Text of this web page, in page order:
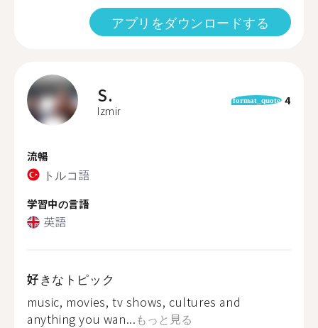
アプリをダウンロードする
S.
Izmir
format_quote 4
流暢
トルコ語
学習中の言語
英語
好きなトピック
music, movies, tv shows, cultures and
anything you wan...もっと見る